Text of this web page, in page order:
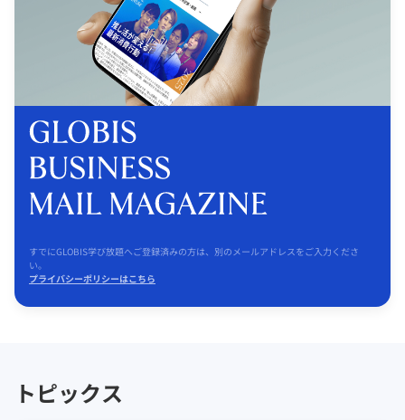
すでにGLOBIS学び放題へご登録済みの方は、別のメールアドレスをご入力くださ
い。
プライバシーポリシーはこちら
トピックス